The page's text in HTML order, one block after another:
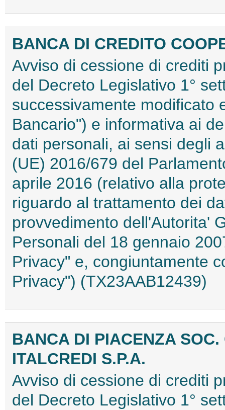
BANCA DI CREDITO
Avviso di cessione di crediti
del Decreto Legislativo 1°
successivamente modificato
Bancario") e informativa ai
dati personali, ai sensi degli
(UE) 2016/679 del
aprile 2016 (relativo alla
riguardo al trattamento dei
provvedimento dell'Autorita'
Personali del 18 gennaio
Privacy" e, congiuntamente
Privacy") (TX23AAB12439)
BANCA DI PIACENZA SOC.
ITALCREDI S.P.A.
Avviso di cessione di crediti
del Decreto Legislativo 1°